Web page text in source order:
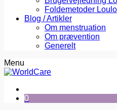
Foldemetoder
Blog / Artikler
Om menstruation
Om prævention
Generelt
Menu
0